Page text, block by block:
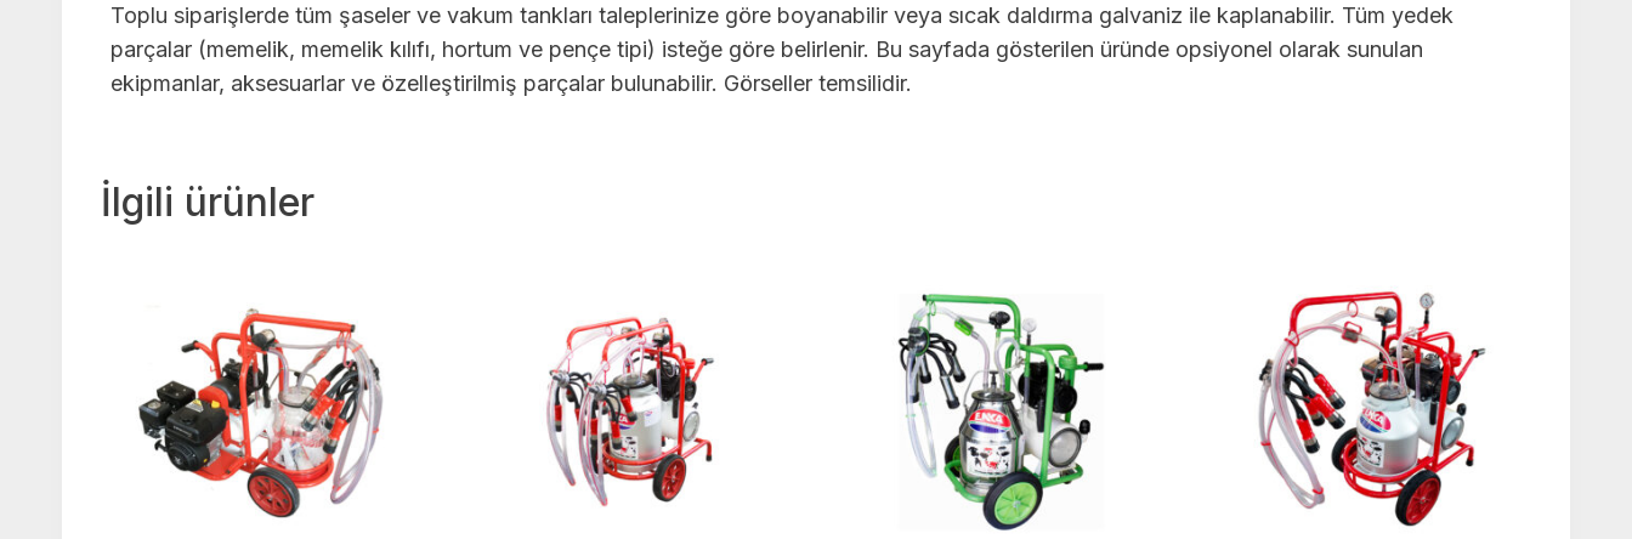
Toplu siparişlerde tüm şaseler ve vakum tankları taleplerinize göre boyanabilir veya sıcak daldırma galvaniz ile kaplanabilir. Tüm yedek
parçalar (memelik, memelik kılıfı, hortum ve pençe tipi) isteğe göre belirlenir. Bu sayfada gösterilen üründe opsiyonel olarak sunulan
ekipmanlar, aksesuarlar ve özelleştirilmiş parçalar bulunabilir. Görseller temsilidir.
İlgili ürünler